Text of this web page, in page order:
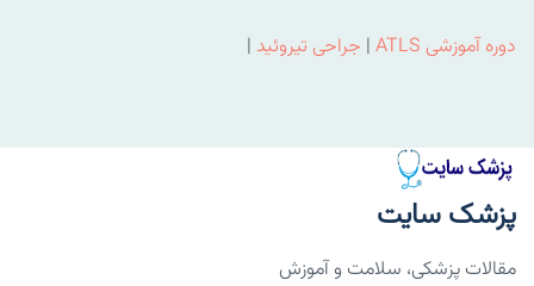
دوره آموزشی ATLS | جراحی تیروئید |
پزشک سایت
مقالات پزشکی، سلامت و آموزش